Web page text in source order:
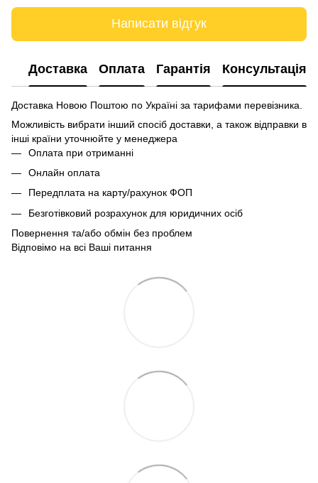
Написати відгук
Доставка Оплата Гарантія Консультація
Доставка Новою Поштою по Україні за тарифами перевізника.
Можливість вибрати інший спосіб доставки, а також відправки в
інші країни уточнюйте у менеджера
Оплата при отриманні
Онлайн оплата
Передплата на карту/рахунок ФОП
Безготівковий розрахунок для юридичних осіб
Повернення та/або обмін без проблем
Відповімо на всі Ваші питання